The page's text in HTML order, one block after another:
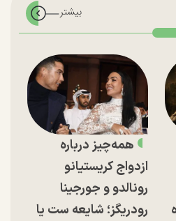
همه‌چیز درباره
ازدواج کریستیانو
رونالدو و جورجینا
رودریگز؛ شایعه ست یا